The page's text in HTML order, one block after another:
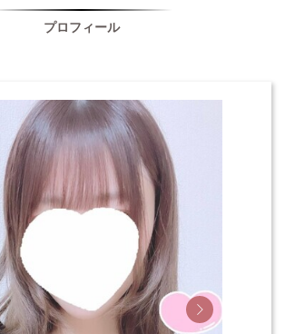
プロフィール